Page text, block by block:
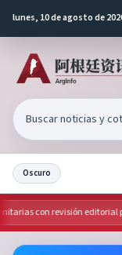
lunes, 10 de agosto de
Oscuro
con revisión editorial